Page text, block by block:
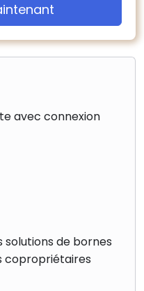
avec connexion
de bornes
copropriétaires